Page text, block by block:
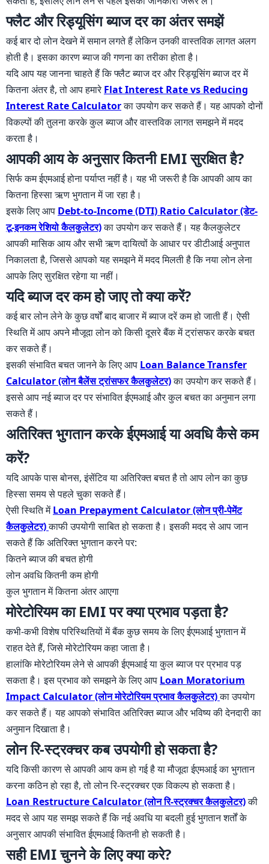
फ्लैट और रिड्यूसिंग ब्याज दर का अंतर समझें
कई बार दो लोन देखने में समान लगते हैं लेकिन उनकी वास्तविक लागत अलग
होती है। इसका कारण ब्याज की गणना का तरीका होता है।
यदि आप यह जानना चाहते हैं कि फ्लैट ब्याज दर और रिड्यूसिंग ब्याज दर में
कितना अंतर है, तो आप हमारे Flat Interest Rate vs Reducing
Interest Rate Calculatorका उपयोग कर सकते हैं। यह आपको दोनों
विकल्पों की तुलना करके कुल ब्याज और वास्तविक लागत समझने में मदद
करता है।
आपकी आय के अनुसार कितनी EMI सुरक्षित है?
सिर्फ कम ईएमआई होना पर्याप्त नहीं है। यह भी जरूरी है कि आपकी आय का
कितना हिस्सा ऋण भुगतान में जा रहा है।
इसके लिए आप Debt-to-Income (DTI) Ratio Calculator (डेट-
टू-इनकम रेशियो कैलकुलेटर)का उपयोग कर सकते हैं। यह कैलकुलेटर
आपकी मासिक आय और सभी ऋण दायित्वों के आधार पर डीटीआई अनुपात
निकालता है, जिससे आपको यह समझने में मदद मिलती है कि नया लोन लेना
आपके लिए सुरक्षित रहेगा या नहीं।
यदि ब्याज दर कम हो जाए तो क्या करें?
कई बार लोन लेने के कुछ वर्षों बाद बाजार में ब्याज दरें कम हो जाती हैं। ऐसी
स्थिति में आप अपने मौजूदा लोन को किसी दूसरे बैंक में ट्रांसफर करके बचत
कर सकते हैं।
इसकी संभावित बचत जानने के लिए आप Loan Balance Transfer
Calculator (लोन बैलेंस ट्रांसफर कैलकुलेटर)का उपयोग कर सकते हैं।
इससे आप नई ब्याज दर पर संभावित ईएमआई और कुल बचत का अनुमान लगा
सकते हैं।
अतिरिक्त भुगतान करके ईएमआई या अवधि कैसे कम
करें?
यदि आपके पास बोनस, इंसेंटिव या अतिरिक्त बचत है तो आप लोन का कुछ
हिस्सा समय से पहले चुका सकते हैं।
ऐसी स्थिति मेंLoan Prepayment Calculator (लोन प्री-पेमेंट
कैलकुलेटर)काफी उपयोगी साबित हो सकता है। इसकी मदद से आप जान
सकते हैं कि अतिरिक्त भुगतान करने पर:
कितने ब्याज की बचत होगी
लोन अवधि कितनी कम होगी
कुल भुगतान में कितना अंतर आएगा
मोरेटोरियम का EMI पर क्या प्रभाव पड़ता है?
कभी-कभी विशेष परिस्थितियों में बैंक कुछ समय के लिए ईएमआई भुगतान में
राहत देते हैं, जिसे मोरेटोरियम कहा जाता है।
हालांकि मोरेटोरियम लेने से आपकी ईएमआई या कुल ब्याज पर प्रभाव पड़
सकता है। इस प्रभाव को समझने के लिए आप Loan Moratorium
Impact Calculator (लोन मोरेटोरियम प्रभाव कैलकुलेटर)का उपयोग
कर सकते हैं। यह आपको संभावित अतिरिक्त ब्याज और भविष्य की देनदारी का
अनुमान दिखाता है।
लोन रि-स्ट्रक्चर कब उपयोगी हो सकता है?
यदि किसी कारण से आपकी आय कम हो गई है या मौजूदा ईएमआई का भुगतान
करना कठिन हो रहा है, तो लोन रि-स्ट्रक्चर एक विकल्प हो सकता है।
Loan Restructure Calculator (लोन रि-स्ट्रक्चर कैलकुलेटर)की
मदद से आप यह समझ सकते हैं कि नई अवधि या बदली हुई भुगतान शर्तों के
अनुसार आपकी संभावित ईएमआई कितनी हो सकती है।
सही EMI चुनने के लिए क्या करे?